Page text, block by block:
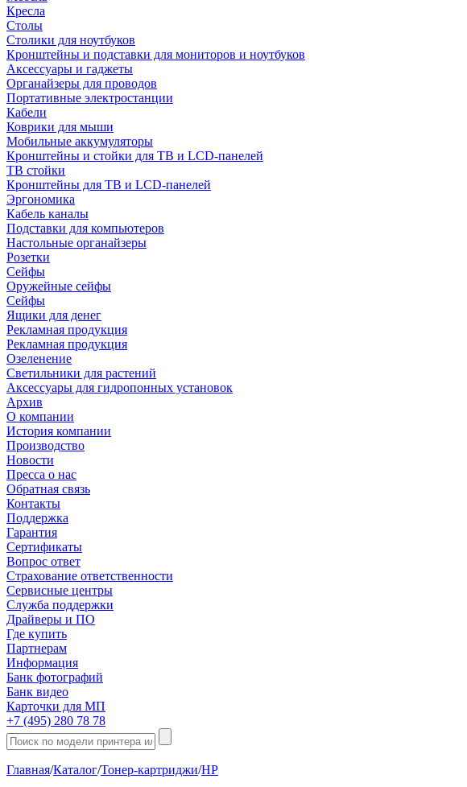
Кресла
Столы
Столики для ноутбуков
Кронштейны и подставки для мониторов и ноутбуков
Аксессуары и гаджеты
Органайзеры для проводов
Портативные электростанции
Кабели
Коврики для мыши
Мобильные аккумуляторы
Кронштейны и стойки для ТВ и LCD-панелей
ТВ стойки
Кронштейны для ТВ и LCD-панелей
Эргономика
Кабель каналы
Подставки для компьютеров
Настольные органайзеры
Розетки
Сейфы
Оружейные сейфы
Сейфы
Ящики для денег
Рекламная продукция
Рекламная продукция
Озеленение
Светильники для растений
Аксессуары для гидропонных установок
Архив
О компании
История компании
Производство
Новости
Пресса о нас
Обратная связь
Контакты
Поддержка
Гарантия
Сертификаты
Вопрос ответ
Страхование ответственности
Сервисные центры
Служба поддержки
Драйверы и ПО
Где купить
Партнерам
Информация
Банк фотографий
Банк видео
Карточки для МП
+7 (495) 280 78 78
Главная/Каталог/Тонер-картриджи/HP